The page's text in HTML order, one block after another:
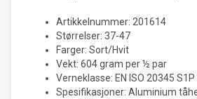
Artikkelnummer: 201614
Størrelser: 37-47
Farger: Sort/Hvit
Vekt: 604 gram per ½ par
Verneklasse: EN ISO 20345 S1P
Spesifikasjoner: Aluminium